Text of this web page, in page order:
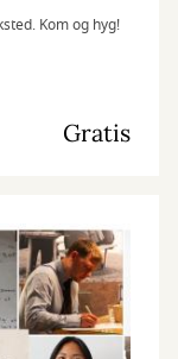
Kom og hyg!
Gratis